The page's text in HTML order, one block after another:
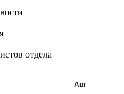
отдела
Авг